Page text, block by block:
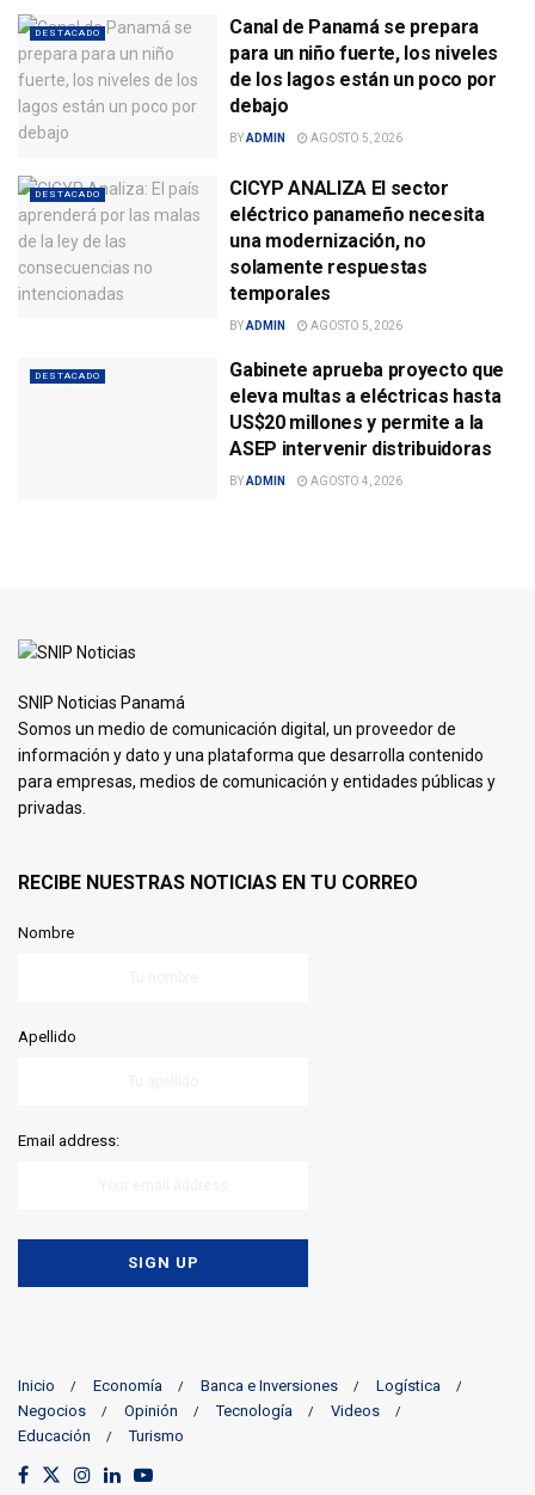
DESTACADO
Canal de Panamá se prepara
para un niño fuerte, los niveles
de los lagos están un poco por
debajo
BYADMIN AGOSTO 5, 2026
DESTACADO
CICYP ANALIZA El sector
eléctrico panameño necesita
una modernización, no
solamente respuestas
temporales
BYADMIN AGOSTO 5, 2026
DESTACADO
Gabinete aprueba proyecto que
eleva multas a eléctricas hasta
US$20 millones y permite a la
ASEP intervenir distribuidoras
BYADMIN AGOSTO 4, 2026
SNIP Noticias Panamá
Somos un medio de comunicación digital, un proveedor de
información y dato y una plataforma que desarrolla contenido
para empresas, medios de comunicación y entidades públicas y
privadas.
RECIBE NUESTRAS NOTICIAS EN TU CORREO
Nombre
Apellido
Email address:
Inicio Economía Banca e Inversiones
Logística
Negocios
Opinión Tecnología
Videos
Educación
Turismo